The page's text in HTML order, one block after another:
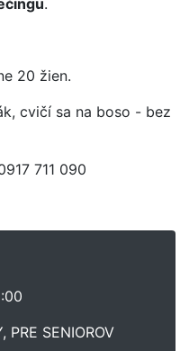
.
20 žien.
cvičí sa na boso - bez
711 090
PRE SENIOROV